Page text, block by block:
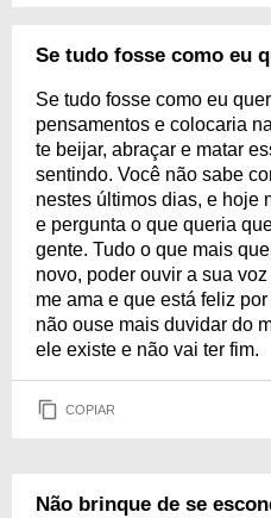
Se tudo fosse como eu
Se tudo fosse como eu
pensamentos e colocaria
te beijar, abraçar e matar
sentindo. Você não sabe
nestes últimos dias, e hoje
e pergunta o que queria
gente. Tudo o que mais
novo, poder ouvir a sua
me ama e que está feliz
não ouse mais duvidar do
ele existe e não vai ter fim.
COPIAR
Não brinque de se